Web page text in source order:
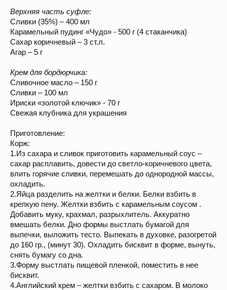
Верхняя часть суфле:
Сливки (35%) – 400 мл
Карамельный пудинг «Чудо» - 500 г (4 стаканчика)
Сахар коричневый – 3 ст.л.
Агар – 5 г
Крем для бордюрчика:
Сливочное масло – 150 г
Сливки – 100 мл
Ириски «золотой ключик» - 70 г
Свежая клубника для украшения
Приготовление:
Корж:
1.Из сахара и сливок приготовить карамельный соус –
сахар расплавить, довести до светло-коричневого цвета,
влить горячие сливки, перемешать до однородной массы,
охладить.
2.Яйца разделить на желтки и белки. Белки взбить в
крепкую пену. Желтки взбить с карамельным соусом .
Добавить муку, крахмал, разрыхлитель. Аккуратно
вмешать белки. Дно формы выстлать бумагой для
выпечки, выложить тесто. Выпекать в духовке, разогретой
до 160 гр., (минут 30). Охладить бисквит в форме, вынуть,
снять бумагу со дна.
3.Форму выстлать пищевой пленкой, поместить в нее
бисквит.
4.Английский крем – желтки взбить с сахаром. В молоко